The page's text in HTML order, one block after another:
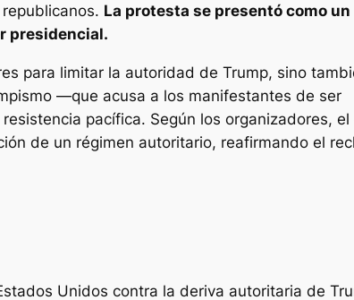
La protesta se presentó como
presidencial.
para limitar la autoridad de Trump, sino
—que acusa a los manifestantes de ser
pacífica. Según los organizadores,
de un régimen autoritario, reafirmando el
Unidos contra la deriva autoritaria de